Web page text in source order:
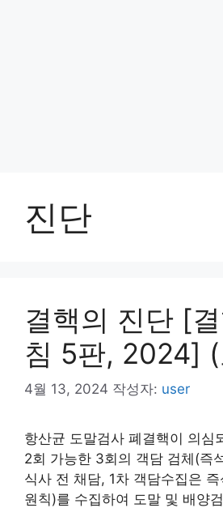
진단
결핵의 진단 [
침 5판, 2024]
4월 13, 2024 작성자: user
항산균 도말검사 폐결핵이 의심
2회 가능한 3회의 객담 검체(즉
식사 전 채담, 1차 객담수집은
원칙)를 수집하여 도말 및 배양